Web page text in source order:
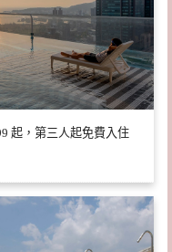
起，第三人起免費入住